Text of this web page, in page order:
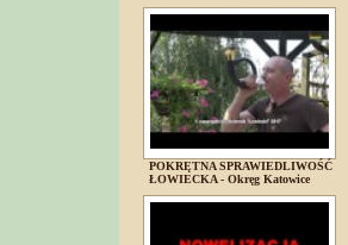
POKRĘTNA SPRAWIEDLIWOŚĆ
ŁOWIECKA - Okręg Katowice